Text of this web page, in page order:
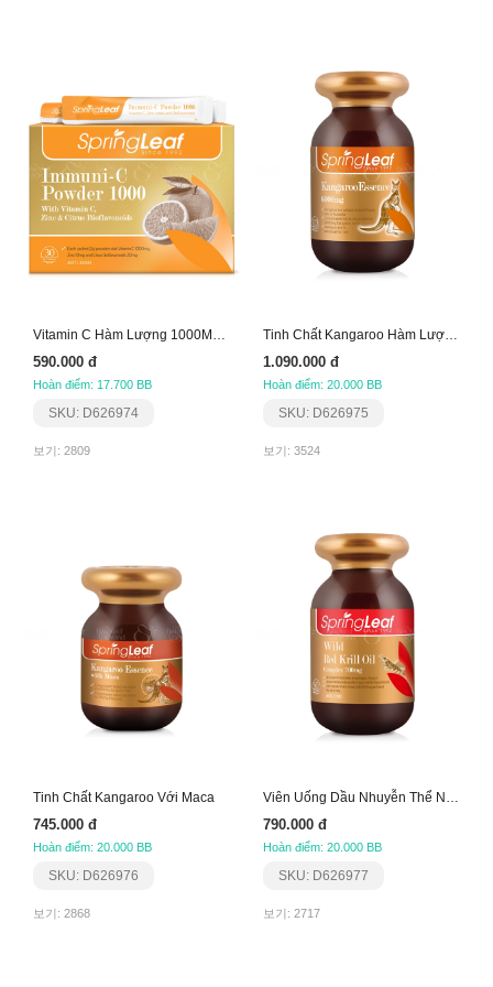
Vitamin C Hàm Lượng 1000Mg (Dạng Bột)
590.000 đ
Hoàn điểm: 17.700 BB
SKU: D626974
보기: 2809
Tinh Chất Kangaroo Hàm Lượng 6000Mg
1.090.000 đ
Hoàn điểm: 20.000 BB
SKU: D626975
보기: 3524
Tinh Chất Kangaroo Với Maca
745.000 đ
Hoàn điểm: 20.000 BB
SKU: D626976
보기: 2868
Viên Uống Dầu Nhuyễn Thể Nam Cực Đỏ Phức Hợp 700Mg
790.000 đ
Hoàn điểm: 20.000 BB
SKU: D626977
보기: 2717